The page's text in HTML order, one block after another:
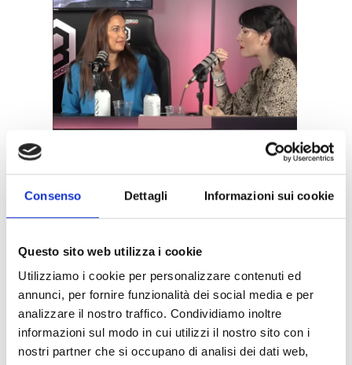
Consenso Dettagli Informazioni sui cookie
Questo sito web utilizza i cookie
Utilizziamo i cookie per personalizzare contenuti ed
annunci, per fornire funzionalità dei social media e per
analizzare il nostro traffico. Condividiamo inoltre
informazioni sul modo in cui utilizzi il nostro sito con i
nostri partner che si occupano di analisi dei dati web,
Leadership e Donne nelle